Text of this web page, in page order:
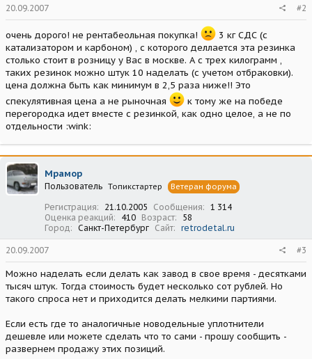
20.09.2007 #2
очень дорого! не рентабеольная покупка!
3 кг СДС (с
катализатором и карбоном) , с которого деллается эта резинка
столько стоит в розницу у Вас в москве. А с трех килограмм ,
таких резинок можно штук 10 наделать (с учетом отбраковки).
цена должна быть как минимум в 2,5 раза ниже!! Это
спекулятивная цена а не рыночная
к тому же на победе
перегородка идет вместе с резинкой, как одно целое, а не по
отдельности :wink:
Мрамор
Пользователь Топикстартер Ветеран форума
Регистрация 21.10.2005 Сообщения
1 314
Оценка реакций
410 Возраст
58
Город
Санкт-Петербург Сайт retrodetal.ru
20.09.2007 #3
Можно наделать если делать как завод в свое время - десятками
тысяч штук. Тогда стоимость будет несколько сот рублей. Но
такого спроса нет и приходится делать мелкими партиями.
Если есть где то аналогичные новодельные уплотнители
дешевле или можете сделать что то сами - прошу сообщить -
развернем продажу этих позиций.